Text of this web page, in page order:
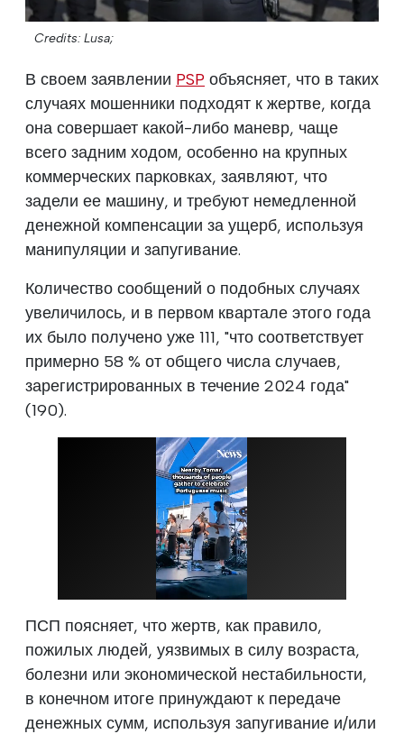
Credits: Lusa;
В своем заявлении PSP объясняет, что в таких
случаях мошенники подходят к жертве, когда
она совершает какой-либо маневр, чаще
всего задним ходом, особенно на крупных
коммерческих парковках, заявляют, что
задели ее машину, и требуют немедленной
денежной компенсации за ущерб, используя
манипуляции и запугивание.
Количество сообщений о подобных случаях
увеличилось, и в первом квартале этого года
их было получено уже 111, "что соответствует
примерно 58 % от общего числа случаев,
зарегистрированных в течение 2024 года"
(190).
ПСП поясняет, что жертв, как правило,
пожилых людей, уязвимых в силу возраста,
болезни или экономической нестабильности,
в конечном итоге принуждают к передаче
денежных сумм, используя запугивание и/или